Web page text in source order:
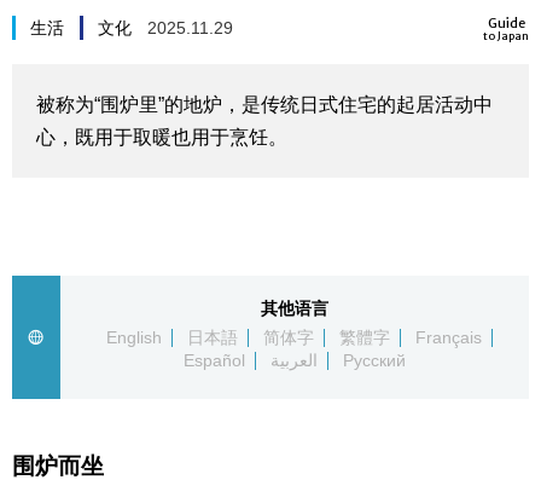
生活与旅游
深度报道
Guide
to Japan
生活 文化 2025.11.29
被称为“围炉里”的地炉，是传统日式住宅的起居活动中
心，既用于取暖也用于烹饪。
其他语言
English
日本語 简体字 繁體字
Français
Español
العربية Русский
围炉而坐